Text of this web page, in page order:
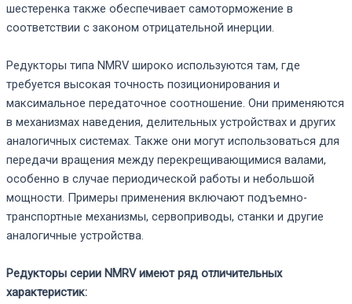
шестеренка также обеспечивает самоторможение в
соответствии с законом отрицательной инерции.
Редукторы типа NMRV широко используются там, где
требуется высокая точность позиционирования и
максимальное передаточное соотношение. Они применяются
в механизмах наведения, делительных устройствах и других
аналогичных системах. Также они могут использоваться для
передачи вращения между перекрещивающимися валами,
особенно в случае периодической работы и небольшой
мощности. Примеры применения включают подъемно-
транспортные механизмы, сервоприводы, станки и другие
аналогичные устройства.
Редукторы серии NMRV имеют ряд отличительных
характеристик: